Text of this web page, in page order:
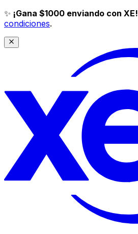
✨ ¡Gana $1000 enviando con XE!
condiciones.